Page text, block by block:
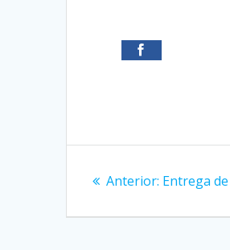
Anterior: Entrada
Entrega de